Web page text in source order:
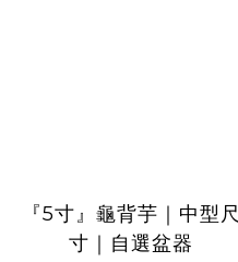
『5寸』龜背芋｜中型尺
寸｜自選盆器